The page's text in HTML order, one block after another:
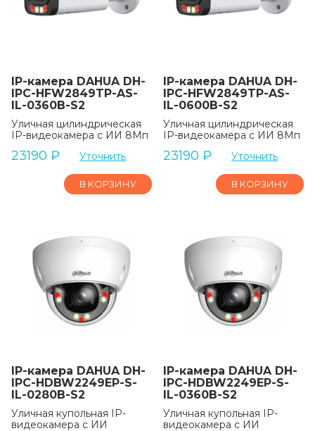
IP-камера DAHUA DH-
IPC-HFW2849TP-AS-
IL-0360B-S2
Уличная цилиндрическая
IP-видеокамера с ИИ 8Мп
23190 ₽ Уточнить
В КОРЗИНУ
IP-камера DAHUA DH-
IPC-HFW2849TP-AS-
IL-0600B-S2
Уличная цилиндрическая
IP-видеокамера с ИИ 8Мп
23190 ₽ Уточнить
В КОРЗИНУ
IP-камера DAHUA DH-
IPC-HDBW2249EP-S-
IL-0280B-S2
Уличная купольная IP-
видеокамера с ИИ
IP-камера DAHUA DH-
IPC-HDBW2249EP-S-
IL-0360B-S2
Уличная купольная IP-
видеокамера с ИИ